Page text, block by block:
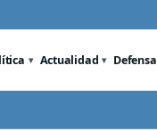
Actualidad Defensa